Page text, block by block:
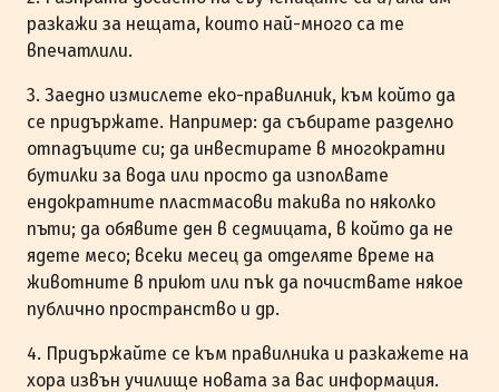
разкажи за нещата, които най-много са те
впечатлили.
3. Заедно измислете еко-правилник, към който да
се придържате. Например: да събирате разделно
отпадъците си; да инвестирате в многократни
бутилки за вода или просто да изполвате
ендократните пластмасови такива по няколко
пъти; да обявите ден в седмицата, в който да не
ядете месо; всеки месец да отделяте време на
животните в приют или пък да почиствате някое
публично пространство и др.
4. Придържайте се към правилника и разкажете на
хора извън училище новата за вас информация.